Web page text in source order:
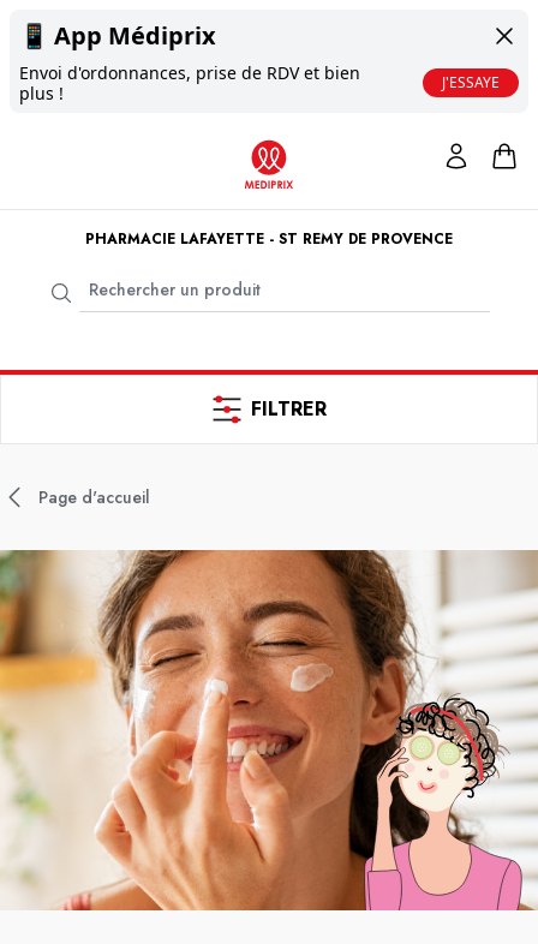
📱 App Médiprix
Envoi d'ordonnances, prise de RDV et bien
plus !
J'ESSAYE
PHARMACIE LAFAYETTE - ST REMY DE PROVENCE
FILTRER
Page d'accueil